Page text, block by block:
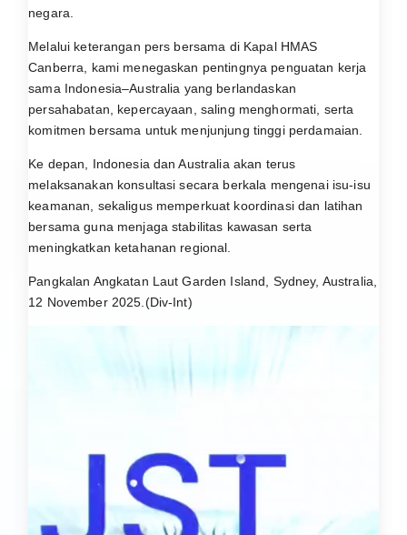
negara.
Melalui keterangan pers bersama di Kapal HMAS
Canberra, kami menegaskan pentingnya penguatan kerja
sama Indonesia–Australia yang berlandaskan
persahabatan, kepercayaan, saling menghormati, serta
komitmen bersama untuk menjunjung tinggi perdamaian.
Ke depan, Indonesia dan Australia akan terus
melaksanakan konsultasi secara berkala mengenai isu-isu
keamanan, sekaligus memperkuat koordinasi dan latihan
bersama guna menjaga stabilitas kawasan serta
meningkatkan ketahanan regional.
Pangkalan Angkatan Laut Garden Island, Sydney, Australia,
12 November 2025.(Div-Int)